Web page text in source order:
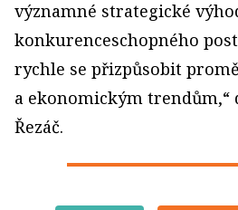
významné strategické
konkurenceschopného
rychle se přizpůsobit
a ekonomickým trendům,“
Řezáč.